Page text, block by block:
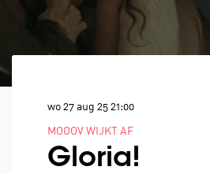
Gloria!
MOOOV WIJKT AF
wo 27 aug 25 21:00